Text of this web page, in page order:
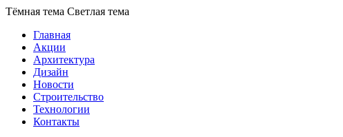
Тёмная тема Светлая тема
Главная
Акции
Архитектура
Дизайн
Новости
Строительство
Технологии
Контакты